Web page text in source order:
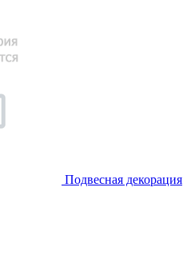
Подвесная декорация